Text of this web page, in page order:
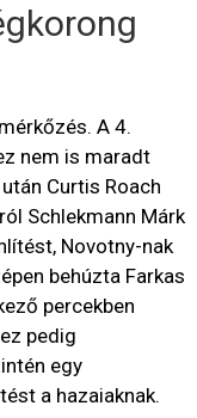
A 4.
nem is maradt
Curtis Roach
Schlekmann Márk
Novotny-nak
behúzta Farkas
percekben
pedig
egy
a hazaiaknak.